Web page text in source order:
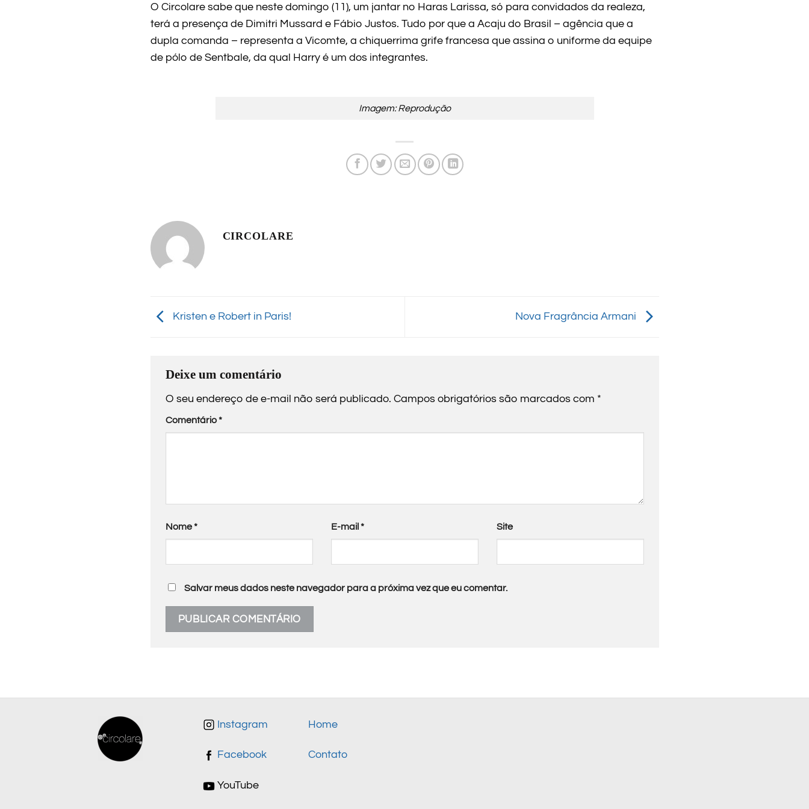
O Circolare sabe que neste domingo (11), um jantar no Haras Larissa, só para convidados da realeza,
terá a presença de Dimitri Mussard e Fábio Justos. Tudo por que a Acaju do Brasil – agência que a
dupla comanda – representa a Vicomte, a chiquerrima grife francesa que assina o uniforme da equipe
de pólo de Sentbale, da qual Harry é um dos integrantes.
Imagem: Reprodução
CIRCOLARE
Kristen e Robert in Paris! Nova Fragrância Armani
Deixe um comentário
O seu endereço de e-mail não será publicado. Campos obrigatórios são marcados com *
Comentário*
Nome* E-mail * Site
Salvar meus dados neste navegador para a próxima vez que eu comentar.
Instagram
Facebook
YouTube
Home
Contato